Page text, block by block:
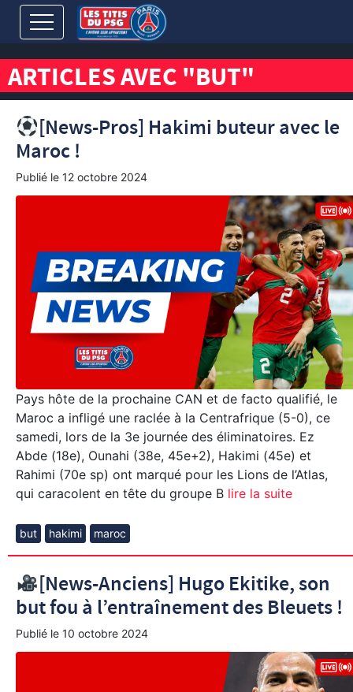
ARTICLES AVEC "BUT"
[News-Pros] Hakimi buteur avec le
Maroc !
Publié le 12 octobre 2024
Pays hôte de la prochaine CAN et de facto qualifié, le
Maroc a infligé une raclée à la Centrafrique (5-0), ce
samedi, lors de la 3e journée des éliminatoires. Ez
Abde (18e), Ounahi (38e, 45e+2), Hakimi (45e) et
Rahimi (70e sp) ont marqué pour les Lions de l’Atlas,
qui caracolent en tête du groupe B lire la suite
but hakimi maroc
[News-Anciens] Hugo Ekitike, son
but fou à l’entraînement des Bleuets !
Publié le 10 octobre 2024